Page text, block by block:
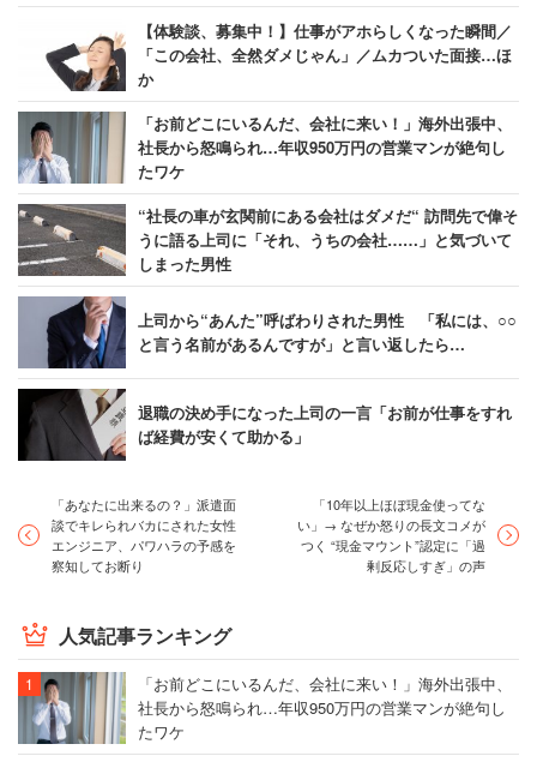
【体験談、募集中！】仕事がアホらしくなった瞬間／
「この会社、全然ダメじゃん」／ムカついた面接…ほ
か
「お前どこにいるんだ、会社に来い！」海外出張中、
社長から怒鳴られ…年収950万円の営業マンが絶句し
たワケ
“社長の車が玄関前にある会社はダメだ“ 訪問先で偉そ
うに語る上司に「それ、うちの会社……」と気づいて
しまった男性
上司から“あんた”呼ばわりされた男性 「私には、○○
と言う名前があるんですが」と言い返したら…
退職の決め手になった上司の一言「お前が仕事をすれ
ば経費が安くて助かる」
「あなたに出来るの？」派遣面
談でキレられバカにされた女性
エンジニア、パワハラの予感を
察知してお断り
「10年以上ほぼ現金使ってな
い」→ なぜか怒りの長文コメが
つく “現金マウント”認定に「過
剰反応しすぎ」の声
人気記事ランキング
「お前どこにいるんだ、会社に来い！」海外出張中、
社長から怒鳴られ…年収950万円の営業マンが絶句し
たワケ